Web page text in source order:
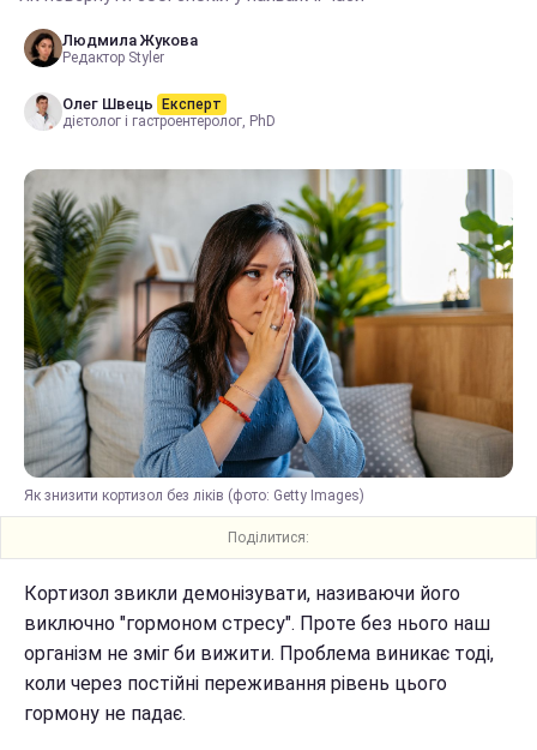
Людмила Жукова
Редактор Styler
Олег Швець Експерт
дієтолог і гастроентеролог, PhD
Як знизити кортизол без ліків (фото: Getty Images)
Поділитися:
Кортизол звикли демонізувати, називаючи його
виключно "гормоном стресу". Проте без нього наш
організм не зміг би вижити. Проблема виникає тоді,
коли через постійні переживання рівень цього
гормону не падає.